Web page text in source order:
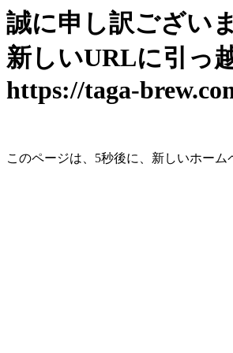
誠に申し訳ござい
新しいURLに引っ
https://taga-
このページは、5秒後に、新しいホーム